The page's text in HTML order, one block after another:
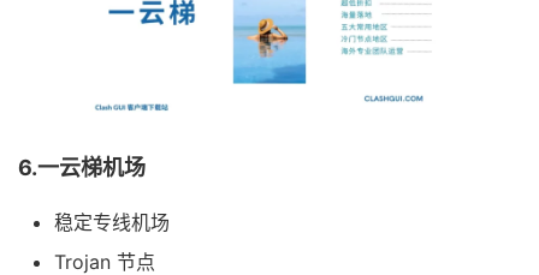
6.一云梯机场
稳定专线机场
Trojan 节点